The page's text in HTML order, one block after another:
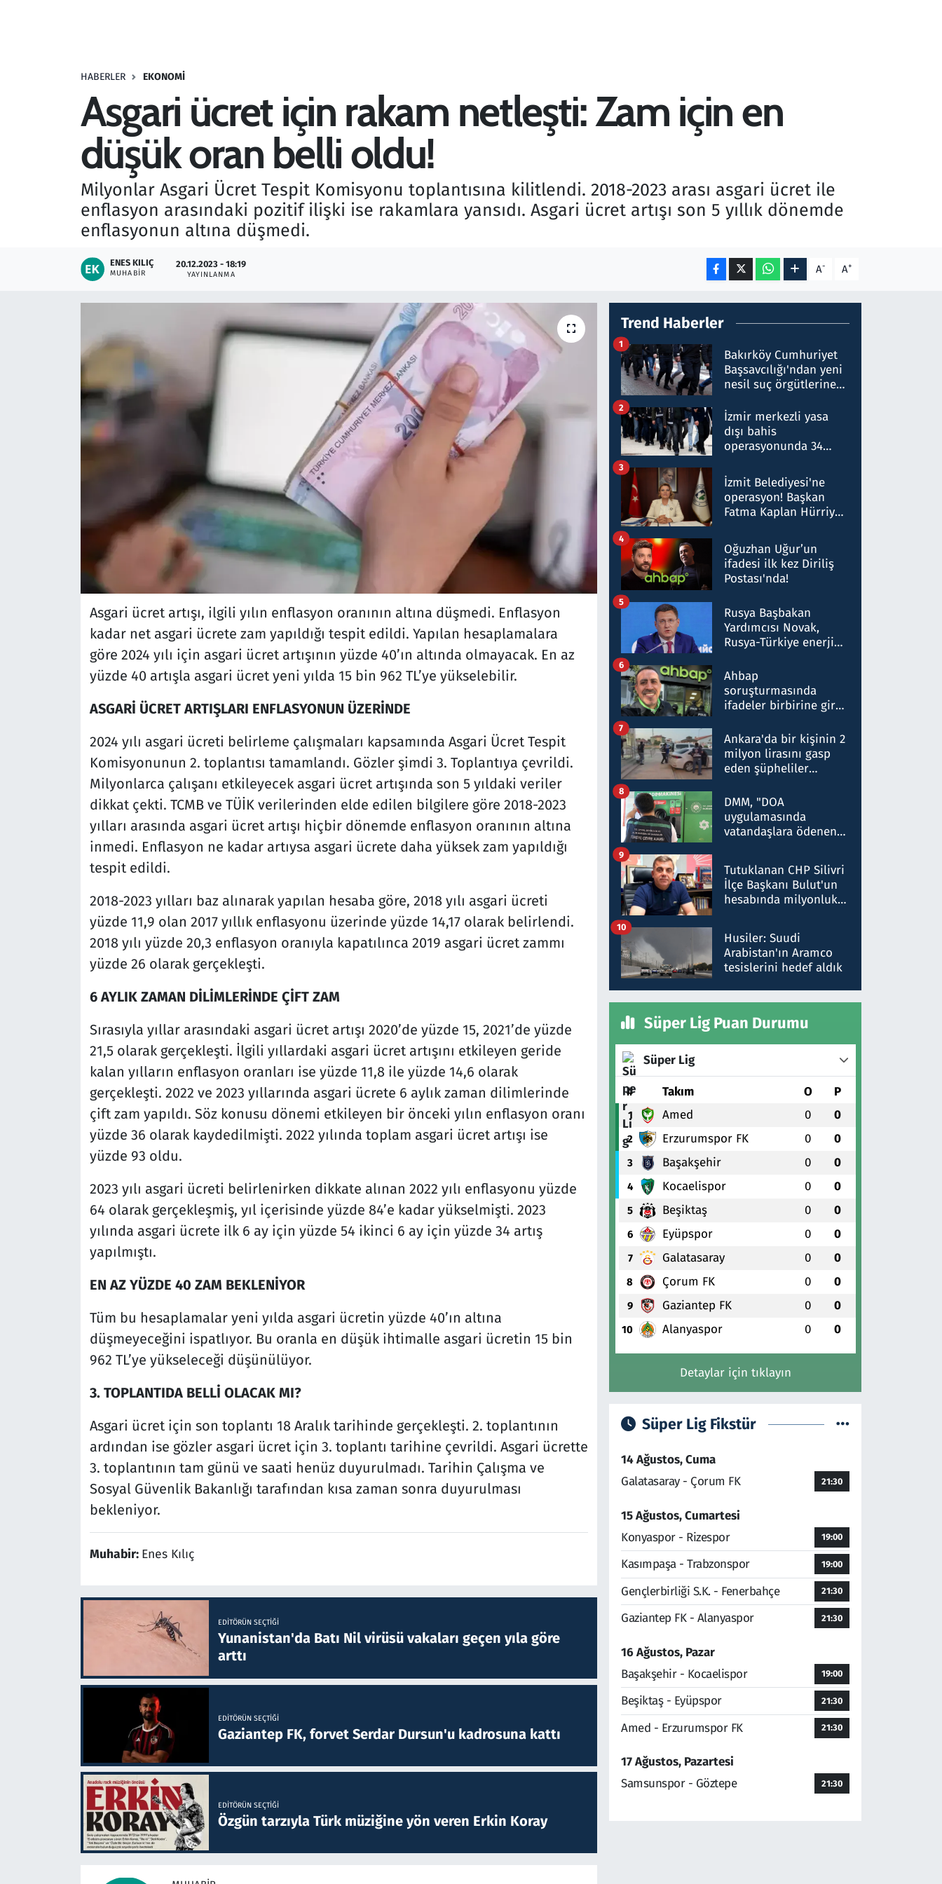
HABERLER EKONOMI
Asgari ücret için rakam netleşti: Zam için en
düşük oran belli oldu!
Milyonlar Asgari Ücret Tespit Komisyonu toplantısına kilitlendi. 2018-2023 arası asgari ücret ile
enflasyon arasındaki pozitif ilişki ise rakamlara yansıdı. Asgari ücret artışı son 5 yıllık dönemde
enflasyonun altına düşmedi.
ENES KILIÇ
MUHABIR
20.12.2023 - 18:19
YAYINLANMA A- A+
Asgari ücret artışı, ilgili yılın enflasyon oranının altına düşmedi. Enflasyon
kadar net asgari ücrete zam yapıldığı tespit edildi. Yapılan hesaplamalara
göre 2024 yılı için asgari ücret artışının yüzde 40’ın altında olmayacak. En az
yüzde 40 artışla asgari ücret yeni yılda 15 bin 962 TL’ye yükselebilir.
ASGARİ ÜCRET ARTIŞLARI ENFLASYONUN ÜZERİNDE
2024 yılı asgari ücreti belirleme çalışmaları kapsamında Asgari Ücret Tespit
Komisyonunun 2. toplantısı tamamlandı. Gözler şimdi 3. Toplantıya çevrildi.
Milyonlarca çalışanı etkileyecek asgari ücret artışında son 5 yıldaki veriler
dikkat çekti. TCMB ve TÜİK verilerinden elde edilen bilgilere göre 2018-2023
yılları arasında asgari ücret artışı hiçbir dönemde enflasyon oranının altına
inmedi. Enflasyon ne kadar artıysa asgari ücrete daha yüksek zam yapıldığı
tespit edildi.
2018-2023 yılları baz alınarak yapılan hesaba göre, 2018 yılı asgari ücreti
yüzde 11,9 olan 2017 yıllık enflasyonu üzerinde yüzde 14,17 olarak belirlendi.
2018 yılı yüzde 20,3 enflasyon oranıyla kapatılınca 2019 asgari ücret zammı
yüzde 26 olarak gerçekleşti.
6 AYLIK ZAMAN DİLİMLERİNDE ÇİFT ZAM
Sırasıyla yıllar arasındaki asgari ücret artışı 2020’de yüzde 15, 2021’de yüzde
21,5 olarak gerçekleşti. İlgili yıllardaki asgari ücret artışını etkileyen geride
kalan yılların enflasyon oranları ise yüzde 11,8 ile yüzde 14,6 olarak
gerçekleşti. 2022 ve 2023 yıllarında asgari ücrete 6 aylık zaman dilimlerinde
çift zam yapıldı. Söz konusu dönemi etkileyen bir önceki yılın enflasyon oranı
yüzde 36 olarak kaydedilmişti. 2022 yılında toplam asgari ücret artışı ise
yüzde 93 oldu.
2023 yılı asgari ücreti belirlenirken dikkate alınan 2022 yılı enflasyonu yüzde
64 olarak gerçekleşmiş, yıl içerisinde yüzde 84’e kadar yükselmişti. 2023
yılında asgari ücrete ilk 6 ay için yüzde 54 ikinci 6 ay için yüzde 34 artış
yapılmıştı.
EN AZ YÜZDE 40 ZAM BEKLENİYOR
Tüm bu hesaplamalar yeni yılda asgari ücretin yüzde 40’ın altına
düşmeyeceğini ispatlıyor. Bu oranla en düşük ihtimalle asgari ücretin 15 bin
962 TL’ye yükseleceği düşünülüyor.
3. TOPLANTIDA BELLİ OLACAK MI?
Asgari ücret için son toplantı 18 Aralık tarihinde gerçekleşti. 2. toplantının
ardından ise gözler asgari ücret için 3. toplantı tarihine çevrildi. Asgari ücrette
3. toplantının tam günü ve saati henüz duyurulmadı. Tarihin Çalışma ve
Sosyal Güvenlik Bakanlığı tarafından kısa zaman sonra duyurulması
bekleniyor.
Muhabir: Enes Kılıç
EDITÖRÜN SEÇTIĞI
Yunanistan'da Batı Nil virüsü vakaları geçen yıla göre
arttı
EDITÖRÜN SEÇTIĞI
Gaziantep FK, forvet Serdar Dursun'u kadrosuna kattı
EDITÖRÜN SEÇTIĞI
Özgün tarzıyla Türk müziğine yön veren Erkin Koray
Trend Haberler
Bakırköy Cumhuriyet
Başsavcılığı'ndan yeni
nesil suç örgütlerine
hakkında gözaltı kararı
1
İzmir merkezli yasa
dışı bahis
operasyonunda 34
Milyar liralık para
trafiği tespit edildi
2
İzmit Belediyesi'ne
operasyon! Başkan
Fatma Kaplan Hürriyet
3
Oğuzhan Uğur’un
ifadesi ilk kez Diriliş
Postası'nda!
4
Rusya Başbakan
Yardımcısı Novak,
Rusya-Türkiye enerji
nitelikte olduğunu
belirtti
5
Ahbap
soruşturmasında
ifadeler birbirine girdi:
ifadelerinden ortaya
çıkan tablo şok etti
6
Ankara'da bir kişinin 2
milyon lirasını gasp
eden şüpheliler
7
DMM, "DOA
uygulamasında
vatandaşlara ödenen
düşürüldüğü" iddiasını
yalanladı
8
Tutuklanan CHP Silivri
İlçe Başkanı Bulut'un
hesabında milyonluk
talimat verdi, ben
gönderdim
9
Husiler: Suudi
Arabistan'ın Aramco
tesislerini hedef aldık
10
Süper Lig Puan Durumu
Süper Lig
# Takım O P
1 Amed 0 0
2 Erzurumspor FK 0 0
3 Başakşehir 0 0
4 Kocaelispor 0 0
5 Beşiktaş 0 0
6 Eyüpspor 0 0
7 Galatasaray 0 0
8 Çorum FK 0 0
9 Gaziantep FK 0 0
10 Alanyaspor 0 0
Detaylar için tıklayın
Süper Lig Fikstür
14 Ağustos, Cuma
Galatasaray - Çorum FK
21:30
15 Ağustos, Cumartesi
Konyaspor - Rizespor
19:00
Kasımpaşa - Trabzonspor 19:00
Gençlerbirliği S.K. - Fenerbahçe 21:30
Gaziantep FK - Alanyaspor 21:30
16 Ağustos, Pazar
Başakşehir - Kocaelispor
19:00
Beşiktaş - Eyüpspor 21:30
Amed - Erzurumspor FK 21:30
17 Ağustos, Pazartesi
Samsunspor - Göztepe
21:30
Savunma Sanayi
Televizyon